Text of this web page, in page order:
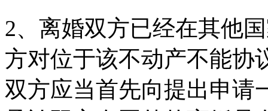
2、离婚双方已经在其他
方对位于该不动产不能协
双方应当首先向提出申请